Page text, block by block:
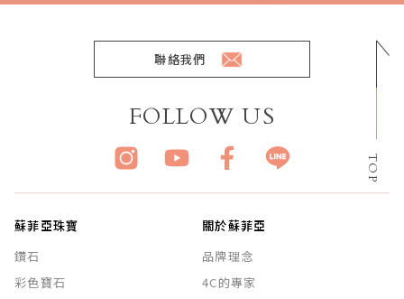
TOP
蘇菲亞珠寶
鑽石
彩色寶石
關於蘇菲亞
品牌理念
4C的專家
聯絡我們
FOLLOW US